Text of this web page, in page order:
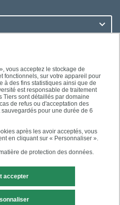
vous acceptez le stockage de
fonctionnels, sur votre appareil pour
à des fins statistiques ainsi que de
est responsable de traitement
Tiers sont détaillés par domaine
de refus ou d'acceptation des
pour une durée de 6
après les avoir acceptés, vous
en cliquant sur « Personnaliser ».
de protection des données.
accepter
Contact